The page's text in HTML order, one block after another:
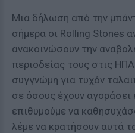
Μια δήλωση από την
σήμερα οι Rolling Stones
ανακοινώσουν την
περιοδείας τους στις
συγγνώμη για τυχόν
σε όσους έχουν αγοράσει
επιθυμούμε να
λέμε να κρατήσουν αυτά